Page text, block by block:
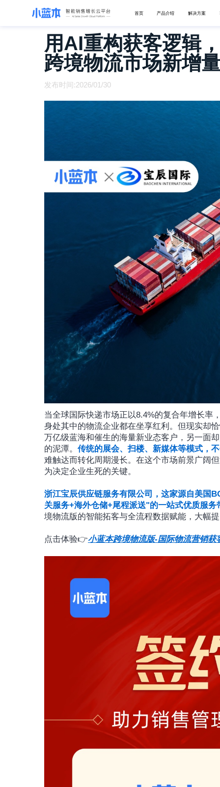
首页 产品介绍 解决方案
用AI重构获客逻辑
跨境物流市场新增
发布时间:2026/01/30
当全球国际快递市场正以8.4%的复合年增长率
身处其中的物流企业都在坐享红利。但现实却
万亿级蓝海和催生的海量新业态客户，另一面
的泥潭。 传统的展会、扫楼、新媒体等模式，
难触达而转化周期漫长。在这个市场前景广阔
为决定企业生死的关键。
浙江宝辰供应链服务有限公司，这家源自美国
关服务+海外仓储+尾程派送"的一站式优质服
境物流版的智能拓客与全流程数据赋能，大幅
点击体验👉小蓝本跨境物流版-国际物流营销获